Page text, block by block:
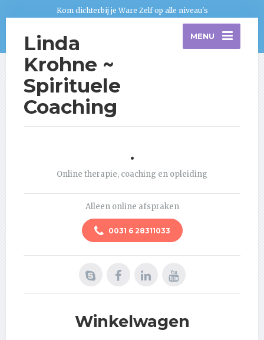
Kom dichterbij je Ware Zelf op alle niveau's
Linda
Krohne ~
Spirituele
Coaching
MENU
.
Online therapie, coaching en opleiding
Alleen online afspraken
0031 6 28311033
Winkelwagen